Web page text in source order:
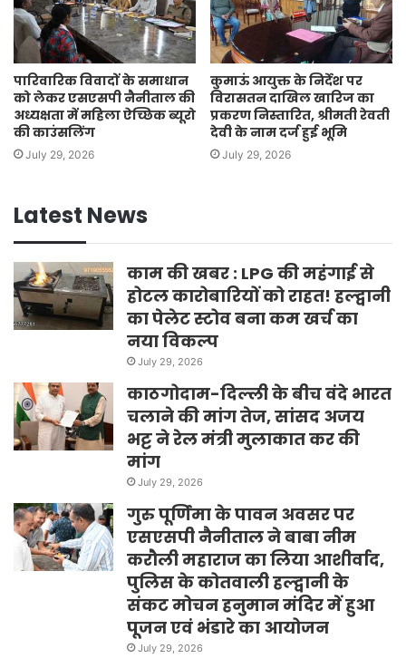
पारिवारिक विवादों के समाधान
को लेकर एसएसपी नैनीताल की
अध्यक्षता में महिला ऐच्छिक ब्यूरो
की काउंसलिंग
July 29, 2026
कुमाऊं आयुक्त के निर्देश पर
विरासतन दाखिल खारिज का
प्रकरण निस्तारित, श्रीमती रेवती
देवी के नाम दर्ज हुई भूमि
July 29, 2026
Latest News
काम की खबर : LPG की महंगाई से
होटल कारोबारियों को राहत! हल्द्वानी
का पेलेट स्टोव बना कम खर्च का
नया विकल्प
July 29, 2026
काठगोदाम-दिल्ली के बीच वंदे भारत
चलाने की मांग तेज, सांसद अजय
भट्ट ने रेल मंत्री मुलाकात कर की
मांग
July 29, 2026
गुरु पूर्णिमा के पावन अवसर पर
एसएसपी नैनीताल ने बाबा नीम
करौली महाराज का लिया आशीर्वाद,
पुलिस के कोतवाली हल्द्वानी के
संकट मोचन हनुमान मंदिर में हुआ
पूजन एवं भंडारे का आयोजन
July 29, 2026